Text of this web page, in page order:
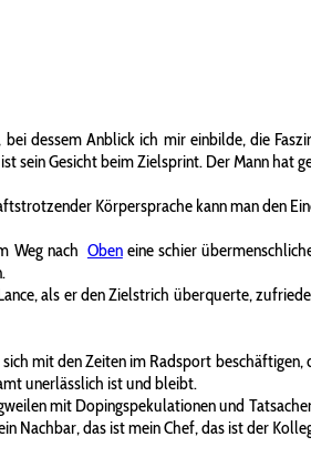
dessem Anblick ich mir einbilde, die
ist sein Gesicht beim Zielsprint. Der Mann
Körpersprache kann man den
Weg nach Obeneine schier
als er den Zielstrich überquerte,
mit den Zeiten im Radsport
unerlässlich ist und bleibt.
mit Dopingspekulationen und
Nachbar, das ist mein Chef, das ist der